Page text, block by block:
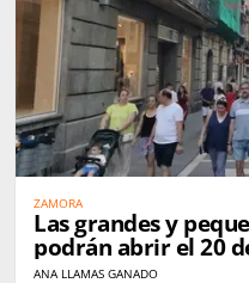
ZAMORA
Las grandes y
podrán abrir el 20
ANA LLAMAS GANADO